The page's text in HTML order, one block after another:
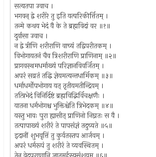
सत्यतपा उवाच ।
भगवन् द्वे शरीरे तु इति यत्परिकीर्त्तितम् ।
तन्मे कथय भेदं वै के ते ब्रह्मविदां वर ॥१॥
दुर्वासा उवाच ।
न द्वे त्रीणि शरीराणि वाच्यं तद्विपरीतकम् ।
विभोगायतनं चैव त्रिशरीराणि प्राणिनाम् ॥२॥
प्रागवस्थमधर्माख्यं परिज्ञानविवर्जितम् ।
अपरं सव्रतं तद्धि ज्ञेयमत्यन्तधार्मिकम् ॥३॥
धर्माधर्मोपभोगाय यत् तृतीयमतीन्द्रियम् ।
तत्त्रिभेदं विनिर्दिष्टं ब्रह्मविद्भिर्विचक्षणैः ।
यातना धर्मभोगश्च भुक्तिश्चेति त्रिभेदकम् ॥४॥
यस्तु भावः पुरा ह्यासीत् प्राणिनो निघ्नतः स वै ।
तत्पापाख्यं शरीरं ते पापसंज्ञं तदुच्यते ॥५॥
इदानीं शुभवृत्तिं तु कुर्वतस्तप आर्जवम् ।
अपरं धर्मरूपं तु शरीरं ते व्यवस्थितम् ।